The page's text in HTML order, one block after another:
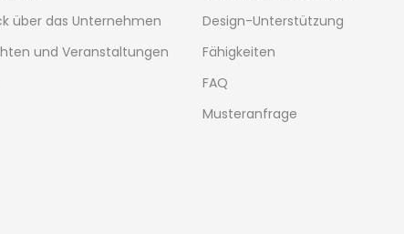
über das Unternehmen
und Veranstaltungen
Design-Unterstützung
Fähigkeiten
FAQ
Musteranfrage